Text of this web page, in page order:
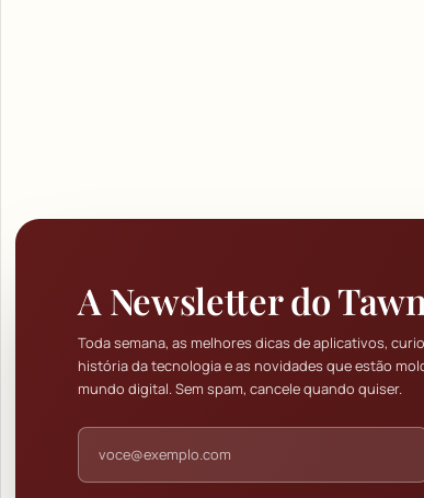
A Newsletter do
Toda semana, as melhores dicas de aplicativos,
história da tecnologia e as novidades que estão
mundo digital. Sem spam, cancele quando quiser.
Endereço de e-mail